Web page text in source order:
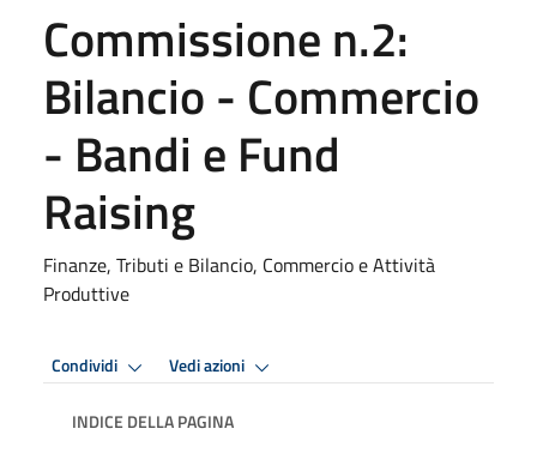
Commissione n.2:
Bilancio - Commercio
- Bandi e Fund
Raising
Finanze, Tributi e Bilancio, Commercio e Attività
Produttive
Condividi Vedi azioni
INDICE DELLA PAGINA